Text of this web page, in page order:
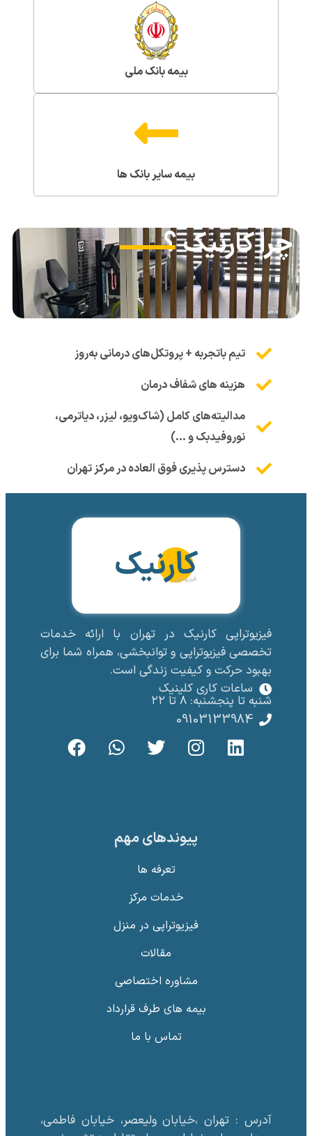
بیمه بانک ملی
بیمه سایر بانک ها
چرا کارنیک ؟
تیم باتجربه + پروتکل‌های درمانی به‌روز
هزینه های شفاف درمان
مدالیته‌های کامل (شاک‌ویو، لیزر، دیاترمی،
نوروفیدبک و …)
دسترس پذیری فوق العاده در مرکز تهران
فیزیوتراپی کارنیک در تهران با ارائه خدمات
تخصصی فیزیوتراپی و توانبخشی، همراه شما برای
بهبود حرکت و کیفیت زندگی است.
ساعات کاری کلینیک
شنبه تا پنجشنبه: 8 تا ۲۲
09103133984
پیوندهای مهم
تعرفه ها
خدمات مرکز
فیزیوتراپی در منزل
مقالات
‌مشاوره اختصاصی
بیمه های طرف قرارداد
تماس با ما
آدرس : تهران ،خیابان ولیعصر، خیابان فاطمی،